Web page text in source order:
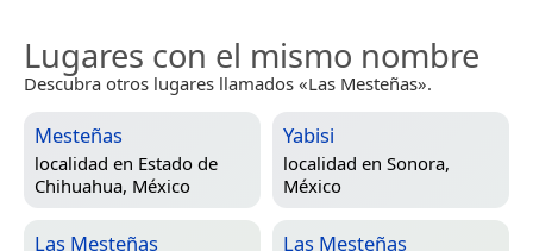
Lugares con el mismo nombre
Descubra otros lugares llamados «Las Mesteñas».
Mesteñas
localidad en Estado de
Chihuahua, México
Yabisi
localidad en Sonora,
México
Las Mesteñas Las Mesteñas